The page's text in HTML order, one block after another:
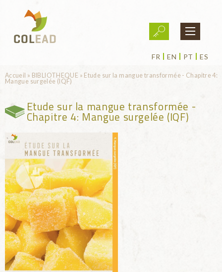
FR EN PT ES
Vous êtes ici
Accueil » BIBLIOTHEQUE » Etude sur la mangue transformée - Chapitre 4:
Mangue surgelée (IQF)
Etude sur la mangue transformée -
Chapitre 4: Mangue surgelée (IQF)